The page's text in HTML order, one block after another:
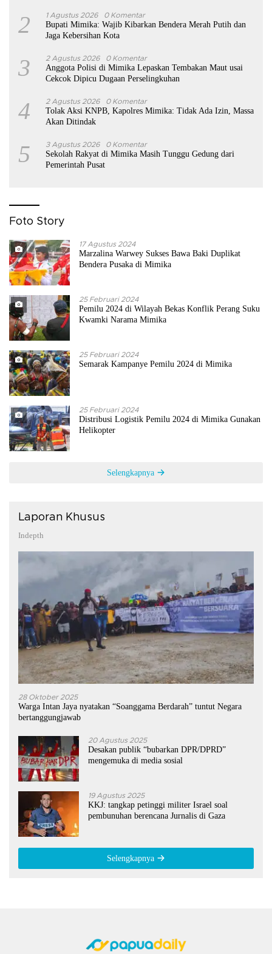
2 1 Agustus 2026 0 Komentar
Bupati Mimika: Wajib Kibarkan Bendera Merah Putih dan
Jaga Kebersihan Kota
3 2 Agustus 2026 0 Komentar
Anggota Polisi di Mimika Lepaskan Tembakan Maut usai
Cekcok Dipicu Dugaan Perselingkuhan
4 2 Agustus 2026 0 Komentar
Tolak Aksi KNPB, Kapolres Mimika: Tidak Ada Izin, Massa
Akan Ditindak
5 3 Agustus 2026 0 Komentar
Sekolah Rakyat di Mimika Masih Tunggu Gedung dari
Pemerintah Pusat
Foto Story
17 Agustus 2024
Marzalina Warwey Sukses Bawa Baki Duplikat
Bendera Pusaka di Mimika
25 Februari 2024
Pemilu 2024 di Wilayah Bekas Konflik Perang Suku
Kwamki Narama Mimika
25 Februari 2024
Semarak Kampanye Pemilu 2024 di Mimika
25 Februari 2024
Distribusi Logistik Pemilu 2024 di Mimika Gunakan
Helikopter
Selengkapnya
Laporan Khusus
Indepth
28 Oktober 2025
Warga Intan Jaya nyatakan “Soanggama Berdarah” tuntut Negara
bertanggungjawab
20 Agustus 2025
Desakan publik “bubarkan DPR/DPRD”
mengemuka di media sosial
19 Agustus 2025
KKJ: tangkap petinggi militer Israel soal
pembunuhan berencana Jurnalis di Gaza
Selengkapnya